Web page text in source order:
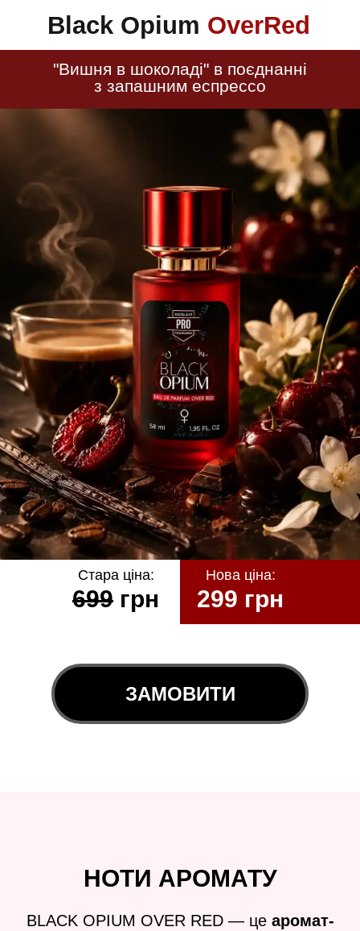
Black Opium OverRed
"Вишня в шоколаді" в поєднанні
з запашним еспрессо
Стара ціна: Нова ціна:
699 грн 299 грн
ЗАМОВИТИ
НОТИ АРОМАТУ
BLACK OPIUM OVER RED — це аромат-